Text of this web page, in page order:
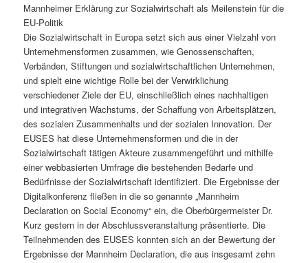
Mannheimer Erklärung zur Sozialwirtschaft als Meilenstein für die
EU-Politik
Die Sozialwirtschaft in Europa setzt sich aus einer Vielzahl von
Unternehmensformen zusammen, wie Genossenschaften,
Verbänden, Stiftungen und sozialwirtschaftlichen Unternehmen,
und spielt eine wichtige Rolle bei der Verwirklichung
verschiedener Ziele der EU, einschließlich eines nachhaltigen
und integrativen Wachstums, der Schaffung von Arbeitsplätzen,
des sozialen Zusammenhalts und der sozialen Innovation. Der
EUSES hat diese Unternehmensformen und die in der
Sozialwirtschaft tätigen Akteure zusammengeführt und mithilfe
einer webbasierten Umfrage die bestehenden Bedarfe und
Bedürfnisse der Sozialwirtschaft identifiziert. Die Ergebnisse der
Digitalkonferenz fließen in die so genannte „Mannheim
Declaration on Social Economy“ ein, die Oberbürgermeister Dr.
Kurz gestern in der Abschlussveranstaltung präsentierte. Die
Teilnehmenden des EUSES konnten sich an der Bewertung der
Ergebnisse der Mannheim Declaration, die aus insgesamt zehn